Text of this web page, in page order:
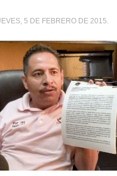
5 DE FEBRERO DE 2015.